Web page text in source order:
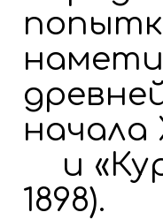
начала
и
1898).